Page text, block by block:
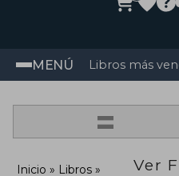
MENÚ Libros más
=
Ver
Inicio
Libros